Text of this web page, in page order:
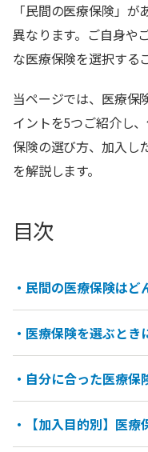
「民間の医療保険」
異なります。ご自身や
な医療保険を選択する
当ページでは、医療保
イントを5つご紹介し
保険の選び方、加入し
を解説します。
目次
・民間の医療保険は
・医療保険を選ぶと
・自分に合った医療保
・【加入目的別】医療